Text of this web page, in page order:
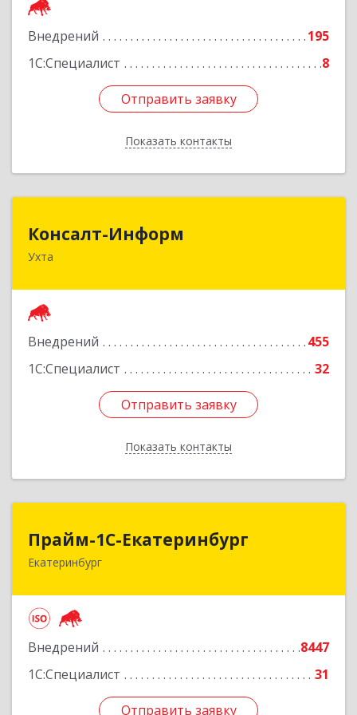
Внедрений
195
1С:Специалист
8
Отправить заявку
Показать контакты
Отправить заявку
Назад
Консалт-Информ
Ухта
Внедрений
455
1С:Специалист
32
Отправить заявку
Показать контакты
169300, Коми Респ, Ухта г, Строителей пр-д 1, 2
Отправить заявку
Назад
Прайм-1С-Екатеринбург
Екатеринбург
Внедрений
8447
1С:Специалист
31
Отправить заявку
Прайм-1С-Екатеринбург
620142, Свердловская обл, Екатеринбург г, 8
Отправить заявку